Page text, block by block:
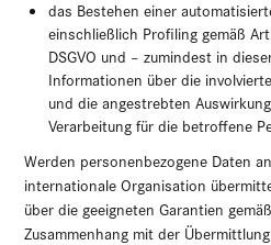
das Bestehen einer
einschließlich Profiling gemäß
DSGVO und – zumindest in
Informationen über die
und die angestrebten
Verarbeitung für die betroffene
Werden personenbezogene Daten
internationale Organisation
über die geeigneten Garantien
Zusammenhang mit der